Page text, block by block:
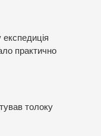
практично
толоку